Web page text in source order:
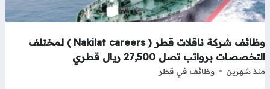
وظائف شركة ناقلات قطر ( Nakilat careers ) لمختلف
برواتب تصل 27,500 ريال قطري
شهرين وظائف في قطر